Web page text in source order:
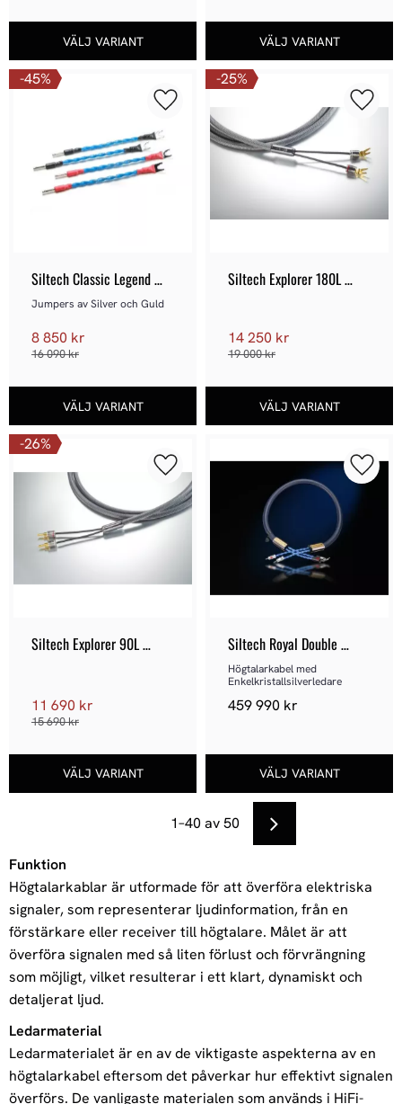
Siltech Classic Legend
880L Jumpers - Demoex
Jumpers av Silver och Guld
8 850 kr
16 090kr
45%
Lägg till i favoriter
Siltech Explorer 180L
14 250 kr
19 000kr
25%
Lägg
Siltech Explorer 90L
11 690 kr
15 690kr
26%
Lägg till i favoriter
Siltech Royal Double
Crown Högtalarkabel
Högtalarkabel med
Enkelkristallsilverledare
459 990 kr
Lägg
1–40av50
Funktion
Högtalarkablar är utformade för att överföra elektriska
signaler, som representerar ljudinformation, från en
förstärkare eller receiver till högtalare. Målet är att
överföra signalen med så liten förlust och förvrängning
som möjligt, vilket resulterar i ett klart, dynamiskt och
detaljerat ljud.
Ledarmaterial
Ledarmaterialet är en av de viktigaste aspekterna av en
högtalarkabel eftersom det påverkar hur effektivt signalen
överförs. De vanligaste materialen som används i HiFi-